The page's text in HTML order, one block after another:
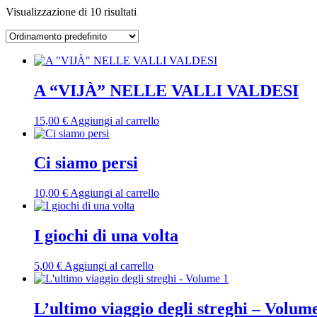
Visualizzazione di 10 risultati
A “VIJÀ” NELLE VALLI VALDESI
15,00 € Aggiungi al carrello
Ci siamo persi
10,00 € Aggiungi al carrello
I giochi di una volta
5,00 € Aggiungi al carrello
L’ultimo viaggio degli streghi –